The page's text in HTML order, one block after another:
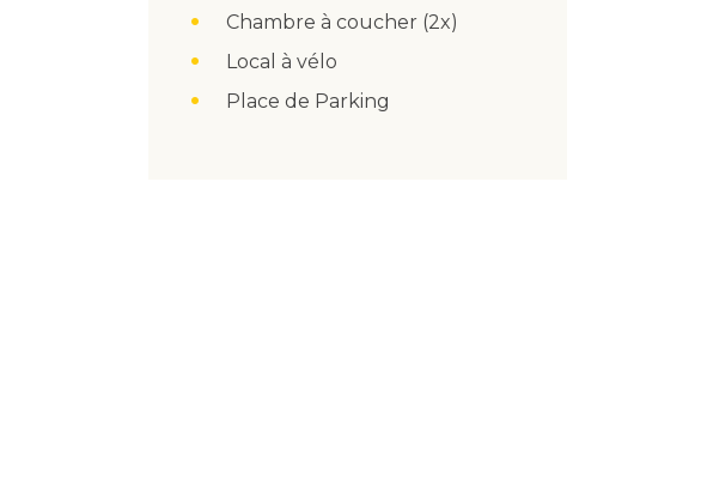
Chambre à coucher (2x)
Local à vélo
Place de Parking